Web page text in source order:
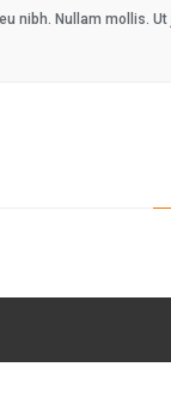
nibh. Nullam mollis. Ut